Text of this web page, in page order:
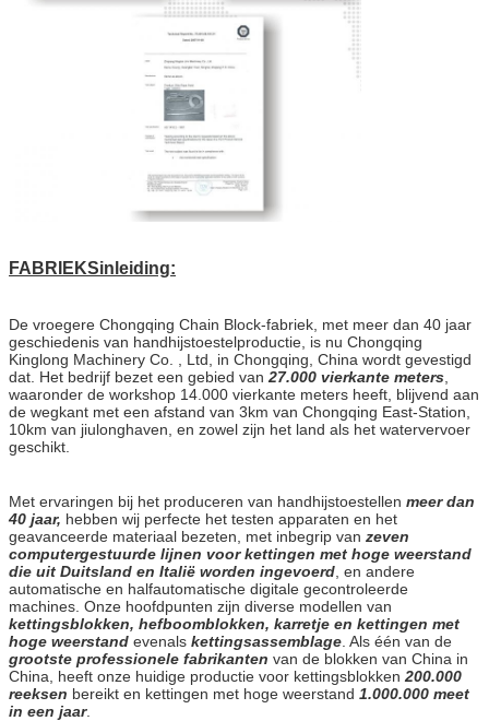
FABRIEKSinleiding:
De vroegere Chongqing Chain Block-fabriek, met meer dan 40 jaar
geschiedenis van handhijstoestelproductie, is nu Chongqing
Kinglong Machinery Co. , Ltd, in Chongqing, China wordt gevestigd
dat. Het bedrijf bezet een gebied van 27.000 vierkante meters
waaronder de workshop 14.000 vierkante meters heeft, blijvend aan
de wegkant met een afstand van 3km van Chongqing East-Station,
10km van jiulonghaven, en zowel zijn het land als het watervervoer
geschikt.
Met ervaringen bij het produceren van handhijstoestellen meer dan
40 jaar, hebben wij perfecte het testen apparaten en het
geavanceerde materiaal bezeten, met inbegrip van zeven
computergestuurde lijnen voor kettingen met hoge weerstand
die uit Duitsland en Italië worden ingevoerd , en andere
automatische en halfautomatische digitale gecontroleerde
machines. Onze hoofdpunten zijn diverse modellen van
kettingsblokken, hefboomblokken, karretje en kettingen met
hoge weerstand evenals kettingsassemblage . Als één van de
grootste professionele fabrikanten van de blokken van China in
China, heeft onze huidige productie voor kettingsblokken 200.000
reeksen bereikt en kettingen met hoge weerstand 1.000.000 meet
in een jaar.